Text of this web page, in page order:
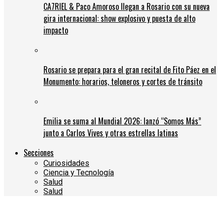
CA7RIEL & Paco Amoroso llegan a Rosario con su nueva
gira internacional: show explosivo y puesta de alto
impacto
Rosario se prepara para el gran recital de Fito Páez en el
Monumento: horarios, teloneros y cortes de tránsito
Emilia se suma al Mundial 2026: lanzó “Somos Más”
junto a Carlos Vives y otras estrellas latinas
Secciones
Curiosidades
Ciencia y Tecnología
Salud
Salud